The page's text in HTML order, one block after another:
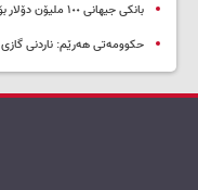
بانکی جیهانی ١٠٠ ملیۆن دۆلار بۆ نوێکردنەوەی سیستەمی پارەی سووریا تەرخان دەکات
حکوومەتی هەرێم: ناردنی